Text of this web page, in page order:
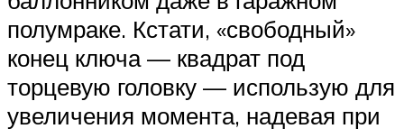
полумраке. Кстати, «свободный»
конец ключа — квадрат под
торцевую головку — использую для
увеличения момента, надевая при